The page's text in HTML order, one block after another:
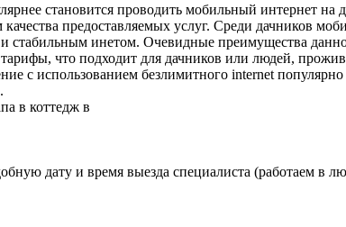
становится проводить мобильный интернет
предоставляемых услуг. Среди дачников
стабильным инетом. Очевидные преимущества
что подходит для дачников или людей,
с использованием безлимитного internet
в коттедж в
дату и время выезда специалиста (работаем в